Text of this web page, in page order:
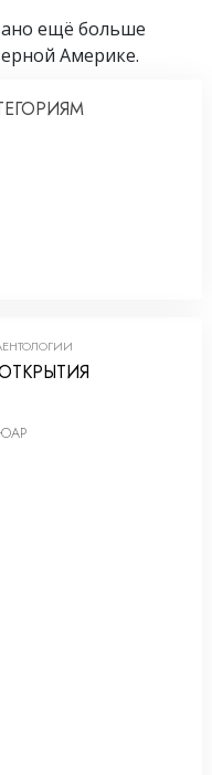
ещё больше
Америке.
ЮАР